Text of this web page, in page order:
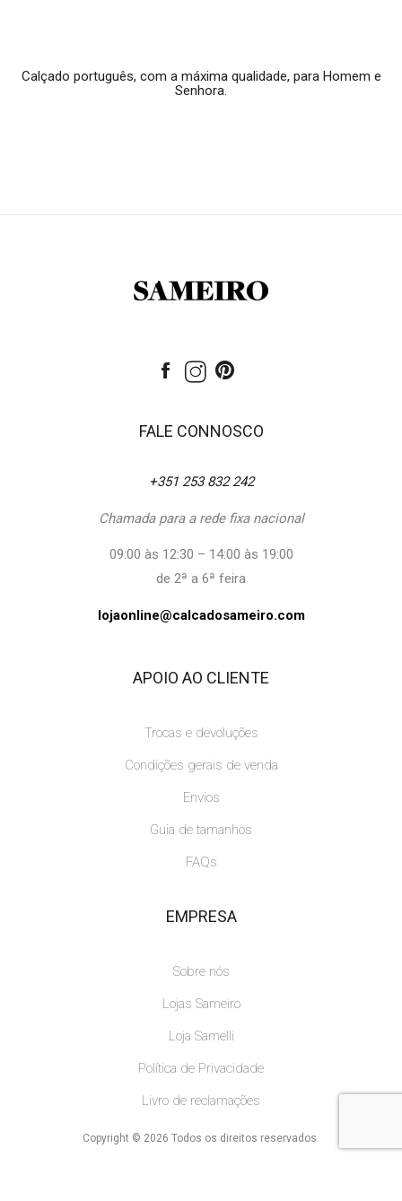
Calçado português, com a máxima qualidade, para Homem e
Senhora.
FALE CONNOSCO
+351 253 832 242
Chamada para a rede fixa nacional
09:00 às 12:30 – 14:00 às 19:00
de 2ª a 6ª feira
lojaonline@calcadosameiro.com
APOIO AO CLIENTE
Trocas e devoluções
Condições gerais de venda
Envios
Guia de tamanhos
FAQs
EMPRESA
Sobre nós
Lojas Sameiro
Loja Samelli
Política de Privacidade
Livro de reclamações
Copyright © 2026 Todos os direitos reservados.